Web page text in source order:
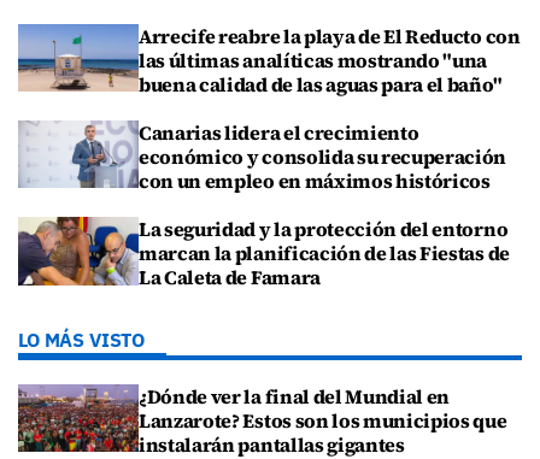
Arrecife reabre la playa de El Reducto con
las últimas analíticas mostrando "una
buena calidad de las aguas para el baño"
Canarias lidera el crecimiento
económico y consolida su recuperación
con un empleo en máximos históricos
La seguridad y la protección del entorno
marcan la planificación de las Fiestas de
La Caleta de Famara
LO MÁS VISTO
¿Dónde ver la final del Mundial en
Lanzarote? Estos son los municipios que
instalarán pantallas gigantes